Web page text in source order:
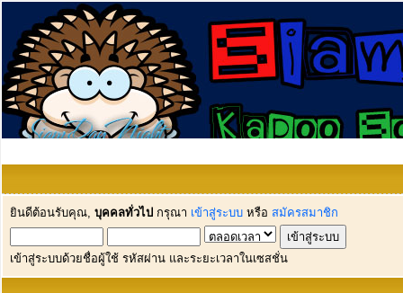
ยินดีต้อนรับคุณ, บุคคลทั่วไป กรุณา เข้าสู่ระบบ หรือ สมัครสมาชิก
เข้าสู่ระบบด้วยชื่อผู้ใช้ รหัสผ่าน และระยะเวลาในเซสชั่น